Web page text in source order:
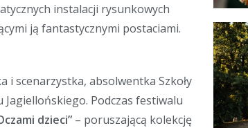
instalacji rysunkowych
ją fantastycznymi postaciami.
i scenarzystka, absolwentka Szkoły
Podczas festiwalu
dzieci” – poruszającą kolekcję